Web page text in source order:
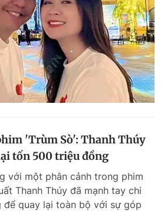
'Trùm Sò': Thanh Thúy
tốn 500 triệu đồng
với một phân cảnh trong phim
Thanh Thúy đã mạnh tay chi
quay lại toàn bộ với sự góp